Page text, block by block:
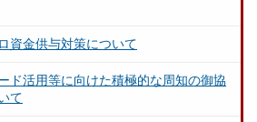
資金供与対策について
ド活用等に向けた積極的な周知の御協
て